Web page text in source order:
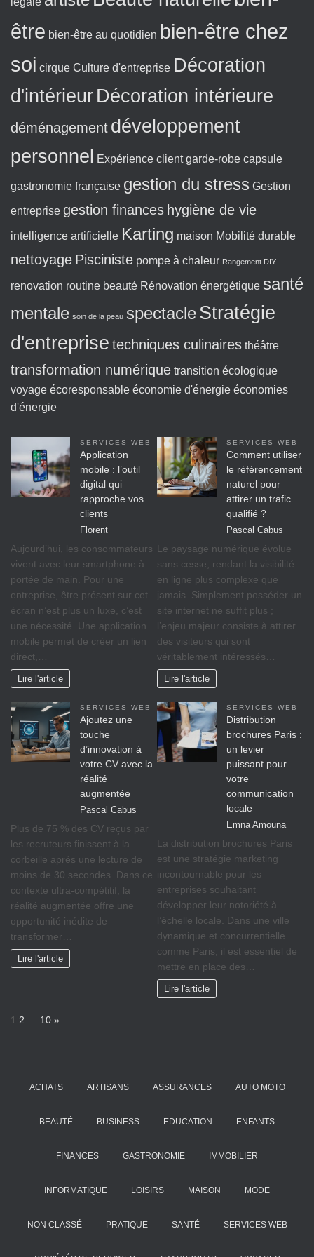
être bien-être au quotidien bien-être chez
soi cirque Culture d'entreprise Décoration
d'intérieurDécoration intérieure
déménagement développement
personnel Expérience client garde-robe capsule
gastronomie française gestion du stress Gestion
entreprise gestion finances hygiène de vie
intelligence artificielle Karting maison Mobilité durable
nettoyage Pisciniste pompe à chaleur Rangement DIY
renovation routine beauté Rénovation énergétique santé
mentale soin de la peau spectacleStratégie
d'entreprise techniques culinaires théâtre
transformation numérique transition écologique
voyage écoresponsable économie d'énergie économies
d'énergie
SERVICES WEB
Application
mobile : l’outil
digital qui
rapproche vos
clients
Florent
Aujourd’hui, les consommateurs
vivent avec leur smartphone à
portée de main. Pour une
entreprise, être présent sur cet
écran n’est plus un luxe, c’est
une nécessité. Une application
mobile permet de créer un lien
direct,…
Lire l'article
SERVICES WEB
Comment utiliser
le référencement
naturel pour
attirer un trafic
qualifié ?
Pascal Cabus
Le paysage numérique évolue
sans cesse, rendant la visibilité
en ligne plus complexe que
jamais. Simplement posséder un
site internet ne suffit plus ;
l’enjeu majeur consiste à attirer
des visiteurs qui sont
véritablement intéressés…
Lire l'article
SERVICES WEB
Ajoutez une
touche
d’innovation à
votre CV avec la
réalité
augmentée
Pascal Cabus
Plus de 75 % des CV reçus par
les recruteurs finissent à la
corbeille après une lecture de
moins de 30 secondes. Dans ce
contexte ultra-compétitif, la
réalité augmentée offre une
opportunité inédite de
transformer…
Lire l'article
SERVICES WEB
Distribution
brochures Paris :
un levier
puissant pour
votre
communication
locale
Emna Amouna
La distribution brochures Paris
est une stratégie marketing
incontournable pour les
entreprises souhaitant
développer leur notoriété à
l’échelle locale. Dans une ville
dynamique et concurrentielle
comme Paris, il est essentiel de
mettre en place des…
Lire l'article
P
1 2 … 10 N
»
ACHATS ARTISANS ASSURANCES AUTO MOTO
BEAUTÉ BUSINESS EDUCATION ENFANTS
FINANCES GASTRONOMIE IMMOBILIER
INFORMATIQUE LOISIRS MAISON MODE
NON CLASSÉ PRATIQUE SANTÉ SERVICES WEB